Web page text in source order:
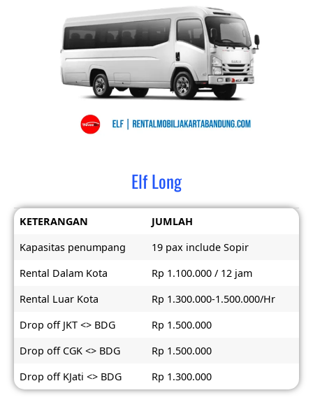
Elf Long
KETERANGAN
JUMLAH
Kapasitas penumpang
19 pax include Sopir
Rental Dalam Kota
Rp 1.100.000 / 12 jam
Rental Luar Kota
Rp 1.300.000-1.500.000/Hr
Drop off JKT <> BDG
Rp 1.500.000
Drop off CGK <> BDG
Rp 1.500.000
Drop off KJati <> BDG
Rp 1.300.000